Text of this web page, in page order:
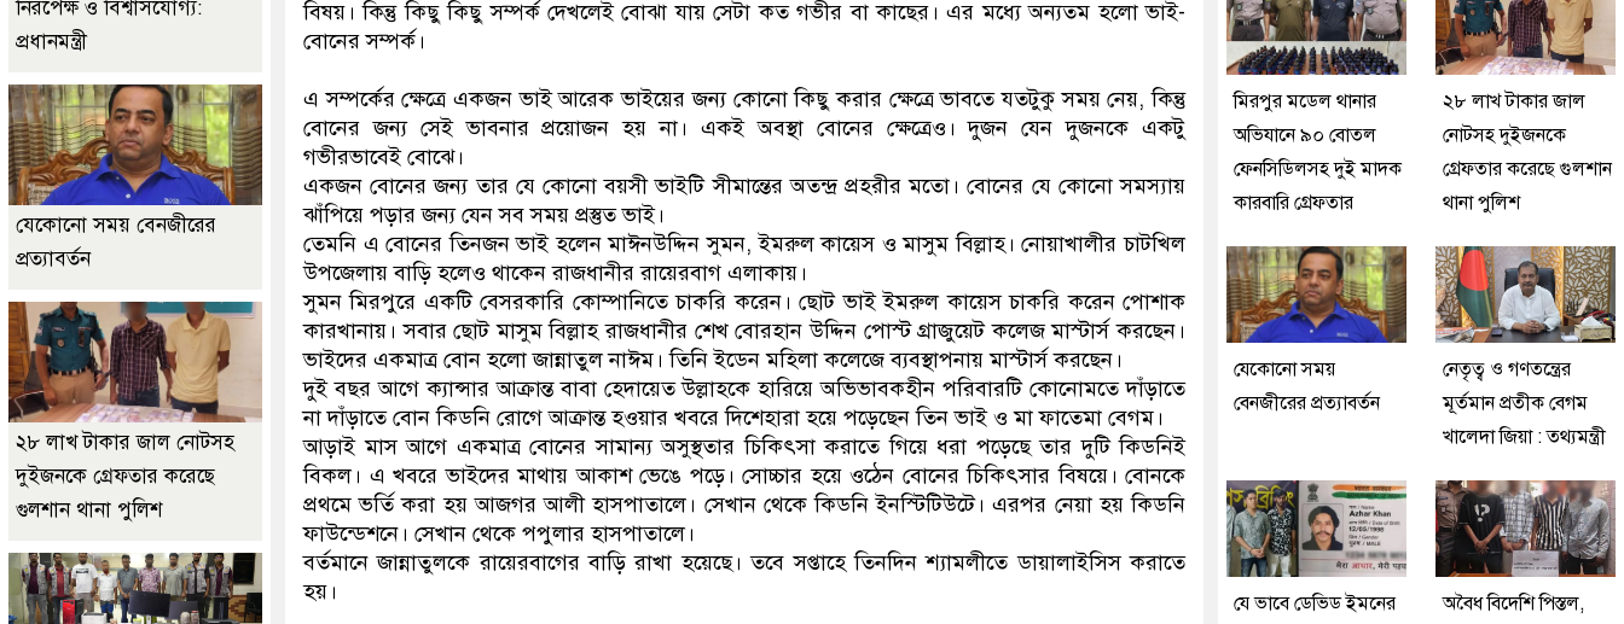
বিষয়। কিন্তু কিছু কিছু সম্পর্ক দেখলেই বোঝা যায় সেটা কত গভীর বা কাছের। এর মধ্যে অন্যতম হলো ভাই-
বোনের সম্পর্ক।
এ সম্পর্কের ক্ষেত্রে একজন ভাই আরেক ভাইয়ের জন্য কোনো কিছু করার ক্ষেত্রে ভাবতে যতটুকু সময় নেয়, কিন্তু
বোনের জন্য সেই ভাবনার প্রয়োজন হয় না। একই অবস্থা বোনের ক্ষেত্রেও। দুজন যেন দুজনকে একটু
গভীরভাবেই বোঝে।
একজন বোনের জন্য তার যে কোনো বয়সী ভাইটি সীমান্তের অতন্দ্র প্রহরীর মতো। বোনের যে কোনো সমস্যায়
ঝাঁপিয়ে পড়ার জন্য যেন সব সময় প্রস্তুত ভাই।
তেমনি এ বোনের তিনজন ভাই হলেন মাঈনউদ্দিন সুমন, ইমরুল কায়েস ও মাসুম বিল্লাহ। নোয়াখালীর চাটখিল
উপজেলায় বাড়ি হলেও থাকেন রাজধানীর রায়েরবাগ এলাকায়।
সুমন মিরপুরে একটি বেসরকারি কোম্পানিতে চাকরি করেন। ছোট ভাই ইমরুল কায়েস চাকরি করেন পোশাক
কারখানায়। সবার ছোট মাসুম বিল্লাহ রাজধানীর শেখ বোরহান উদ্দিন পোস্ট গ্রাজুয়েট কলেজ মাস্টার্স করছেন।
ভাইদের একমাত্র বোন হলো জান্নাতুল নাঈম। তিনি ইডেন মহিলা কলেজে ব্যবস্থাপনায় মাস্টার্স করছেন।
দুই বছর আগে ক্যান্সার আক্রান্ত বাবা হেদায়েত উল্লাহকে হারিয়ে অভিভাবকহীন পরিবারটি কোনোমতে দাঁড়াতে
না দাঁড়াতে বোন কিডনি রোগে আক্রান্ত হওয়ার খবরে দিশেহারা হয়ে পড়েছেন তিন ভাই ও মা ফাতেমা বেগম।
আড়াই মাস আগে একমাত্র বোনের সামান্য অসুস্থতার চিকিৎসা করাতে গিয়ে ধরা পড়েছে তার দুটি কিডনিই
বিকল। এ খবরে ভাইদের মাথায় আকাশ ভেঙে পড়ে। সোচ্চার হয়ে ওঠেন বোনের চিকিৎসার বিষয়ে। বোনকে
প্রথমে ভর্তি করা হয় আজগর আলী হাসপাতালে। সেখান থেকে কিডনি ইনস্টিটিউটে। এরপর নেয়া হয় কিডনি
ফাউন্ডেশনে। সেখান থেকে পপুলার হাসপাতালে।
বর্তমানে জান্নাতুলকে রায়েরবাগের বাড়ি রাখা হয়েছে। তবে সপ্তাহে তিনদিন শ্যামলীতে ডায়ালাইসিস করাতে
হয়।
নিরপেক্ষ ও বিশ্বাসযোগ্য:
প্রধানমন্ত্রী
যেকোনো সময় বেনজীরের
প্রত্যাবর্তন
২৮ লাখ টাকার জাল নোটসহ
দুইজনকে গ্রেফতার করেছে
গুলশান থানা পুলিশ
মিরপুর মডেল থানার
অভিযানে ৯০ বোতল
ফেনসিডিলসহ দুই মাদক
কারবারি গ্রেফতার
২৮ লাখ টাকার জাল
নোটসহ দুইজনকে
গ্রেফতার করেছে গুলশান
থানা পুলিশ
যেকোনো সময়
বেনজীরের প্রত্যাবর্তন
নেতৃত্ব ও গণতন্ত্রের
মূর্তমান প্রতীক বেগম
খালেদা জিয়া : তথ্যমন্ত্রী
যে ভাবে ডেভিড ইমনের
অবৈধ বিদেশি পিস্তল,